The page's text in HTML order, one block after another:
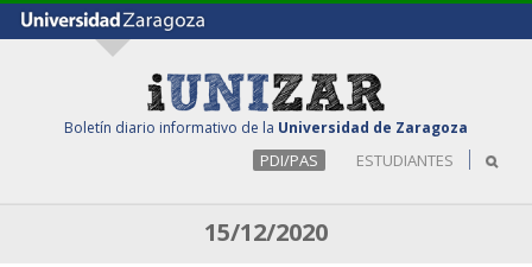
Boletín diario informativo de la Universidad de Zaragoza
PDI/PAS ESTUDIANTES
15/12/2020